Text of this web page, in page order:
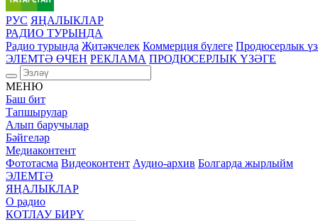
РУС ЯҢАЛЫКЛАР
РАДИО ТУРЫНДА
Радио турында Җитәкчелек Коммерция бүлеге Продюсерлык
ЭЛЕМТӘ ӨЧЕН РЕКЛАМА ПРОДЮСЕРЛЫК ҮЗӘГЕ
МЕНЮ
Баш бит
Тапшырулар
Алып баручылар
Бәйгеләр
Медиаконтент
Фототасма Видеоконтент Аудио-архив Болгарда жырлыйм
ЭЛЕМТӘ
ЯҢАЛЫКЛАР
О радио
КОТЛАУ БИРҮ